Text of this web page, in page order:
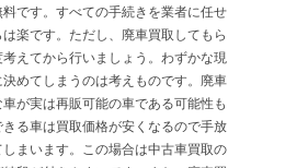
です。すべての手続きを業者に任せ
楽です。ただし、廃車買取してもら
えてから行いましょう。わずかな現
めてしまうのは考えものです。廃車
が実は再販可能の車である可能性も
る車は買取価格が安くなるので手放
まいます。この場合は中古車買取の